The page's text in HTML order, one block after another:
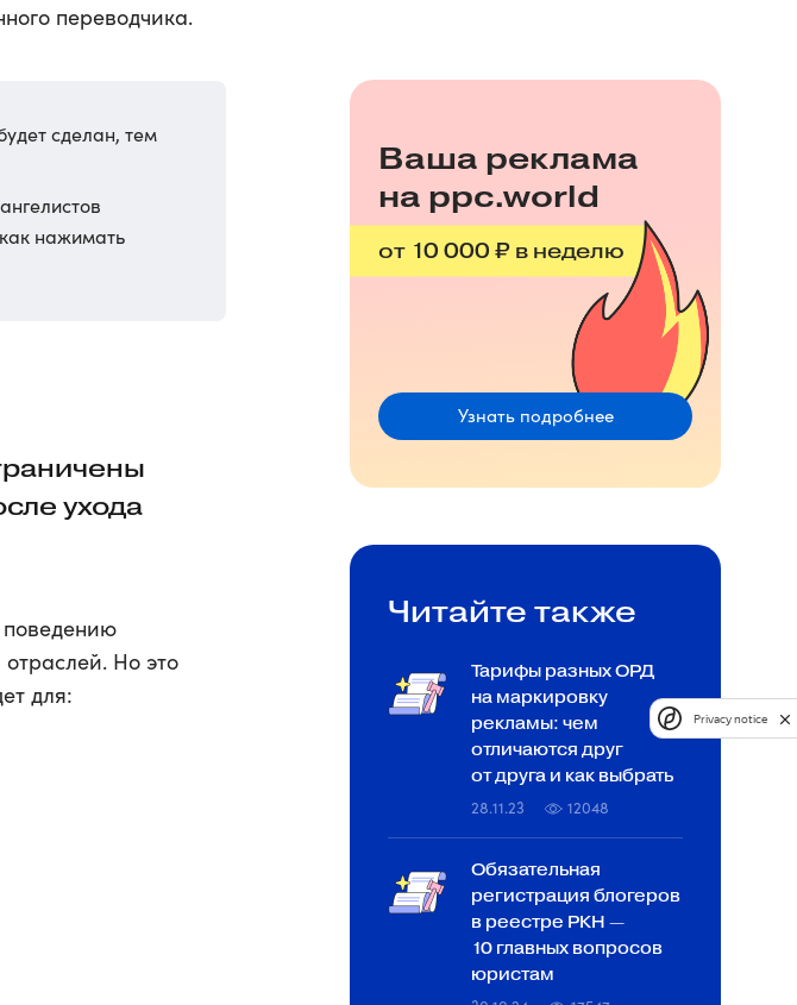
переводчика.
сделан, тем
нажимать
ухода
Но это
для:
Ваша реклама
на ppc.world
от 10 000 ₽ в неделю
Узнать подробнее
Читайте также
Тарифы разных ОРД
на маркировку
рекламы: чем
отличаются друг
от друга и как выбрать
28.11.23 12048
Обязательная
регистрация блогеров
в реестре РКН —
10 главных вопросов
юристам
Privacy notice